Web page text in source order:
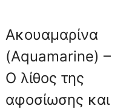
Ακουαμαρίνα
(Aquamarine) –
Ο λίθος της
αφοσίωσης και